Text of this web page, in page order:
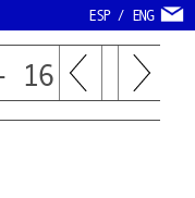
ESP/ ENG
16